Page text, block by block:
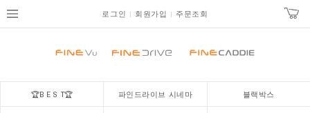
로그인 회원가입 주문조회
🏆B E S T🏆 파인드라이브 시네마 블랙박스